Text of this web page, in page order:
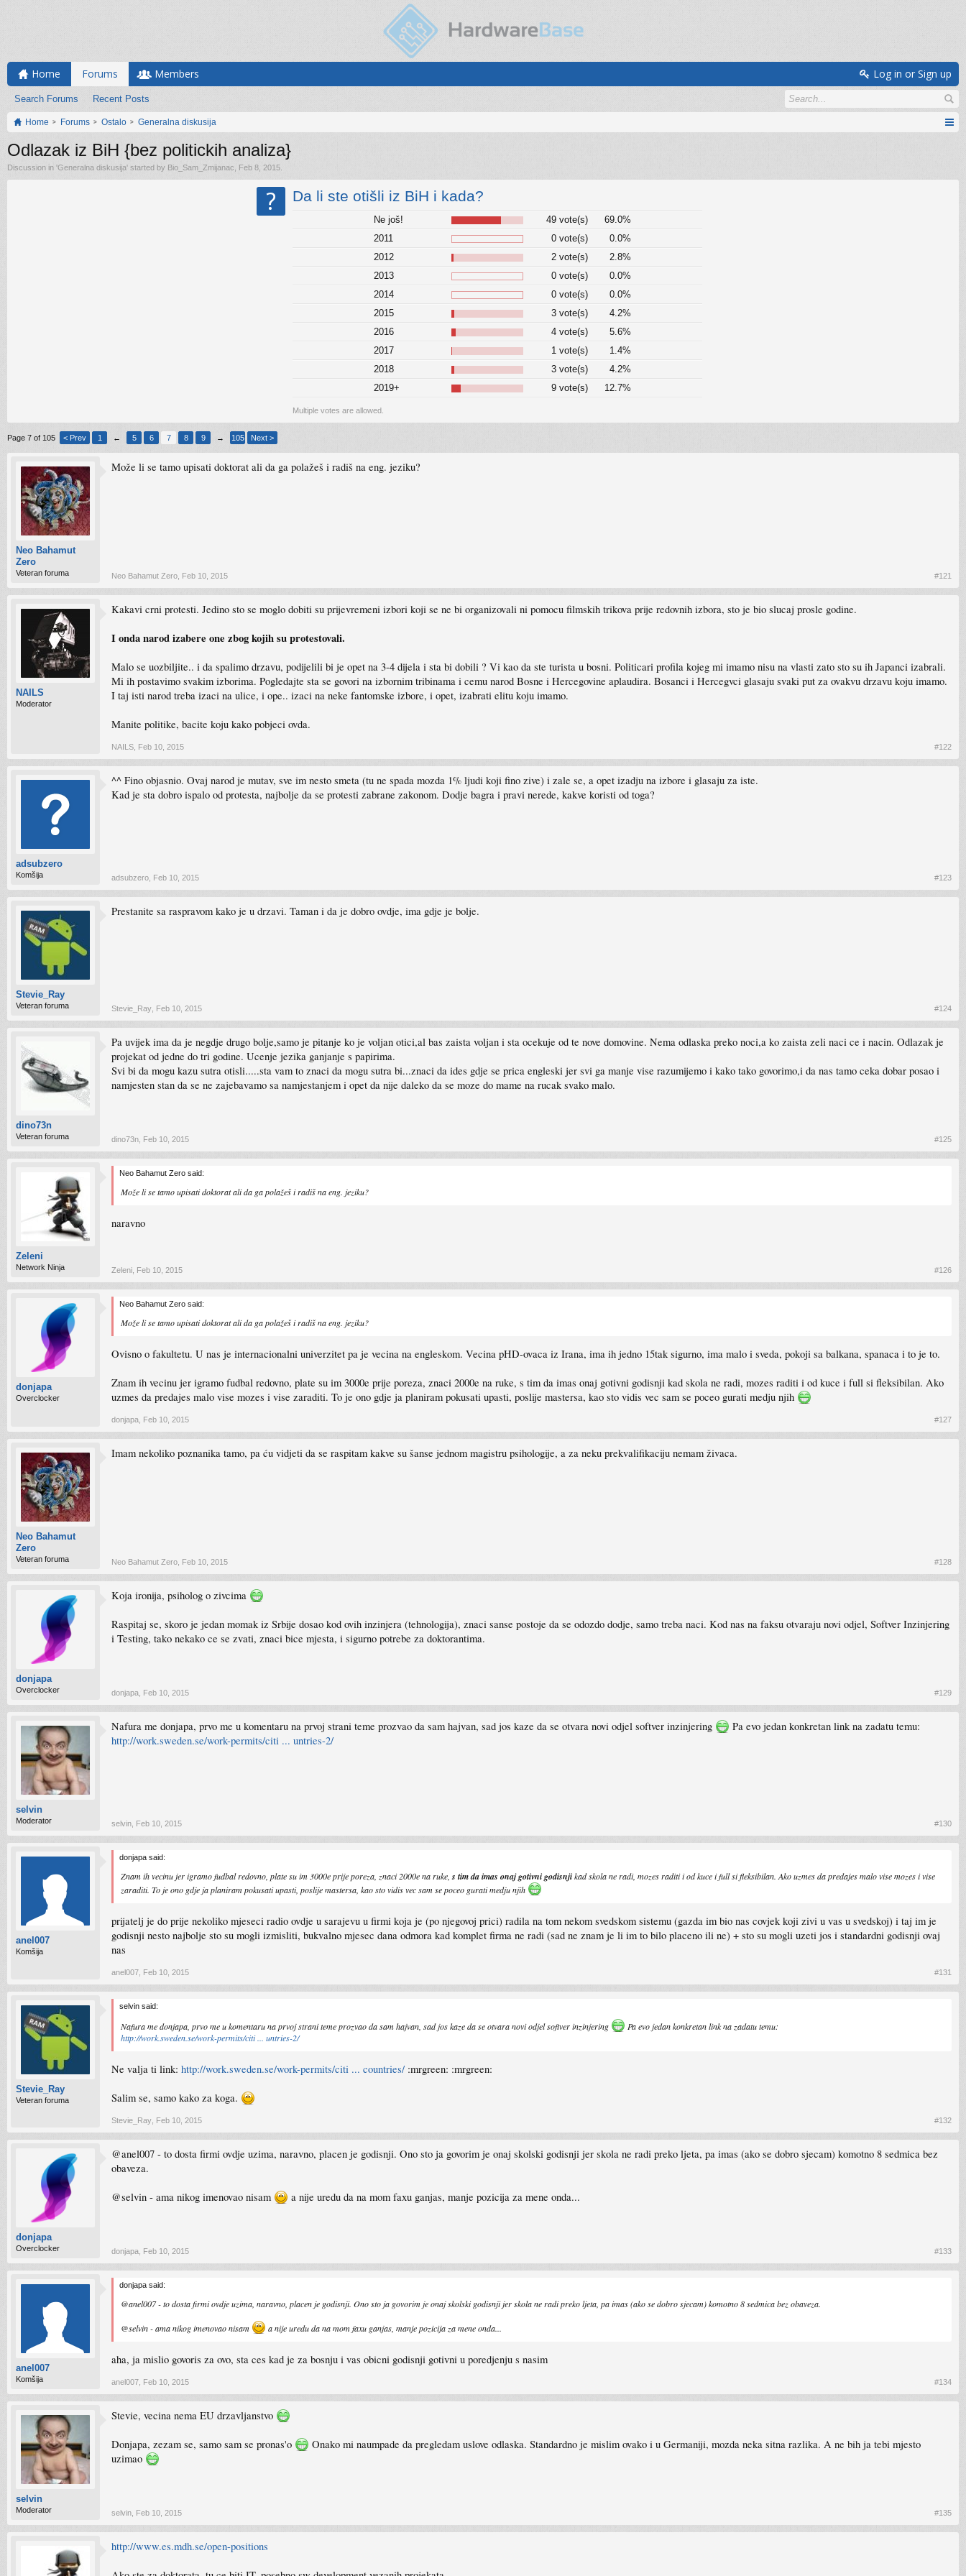
Home Forums
Search Forums Recent Posts
Members Log in or Sign up
Home Forums Ostalo Generalna diskusija
Odlazak iz BiH {bez politickih analiza}
Discussion in 'Generalna diskusija' started by Bio_Sam_Zmijanac Feb 8, 2015
? Da li ste otišli iz BiH i kada?
Ne još! 49 vote(s)
69.0%
2011
0 vote(s)
0.0%
2012
2 vote(s)
2.8%
2013
0 vote(s)
0.0%
2014
0 vote(s)
0.0%
2015
3 vote(s)
4.2%
2016
4 vote(s)
5.6%
2017
1 vote(s)
1.4%
2018
3 vote(s)
4.2%
2019+
9 vote(s) 12.7%
Multiple votes are allowed.
Page 7 of 105 < Prev 1 ← 5 6 7 8 9 → 105 Next >
Neo Bahamut
Zero
Veteran foruma
Može li se tamo upisati doktorat ali da ga polažeš i radiš na eng. jeziku?
Neo Bahamut Zero Feb 10, 2015 #121
NAILS
Moderator
Kakavi crni protesti. Jedino sto se moglo dobiti su prijevremeni izbori koji se ne bi organizovali ni pomocu filmskih trikova prije redovnih izbora, sto je bio slucaj prosle godine.
I onda narod izabere one zbog kojih su protestovali.
Malo se uozbiljite.. i da spalimo drzavu, podijelili bi je opet na 3-4 dijela i sta bi dobili ? Vi kao da ste turista u bosni. Politicari profila kojeg mi imamo nisu na vlasti zato sto su ih Japanci izabrali.
Mi ih postavimo svakim izborima. Pogledajte sta se govori na izbornim tribinama i cemu narod Bosne i Hercegovine aplaudira. Bosanci i Hercegvci glasaju svaki put za ovakvu drzavu koju imamo.
I taj isti narod treba izaci na ulice, i ope.. izaci na neke fantomske izbore, i opet, izabrati elitu koju imamo.
Manite politike, bacite koju kako pobjeci ovda.
NAILS Feb 10, 2015 #122
adsubzero
Komšija
^^ Fino objasnio. Ovaj narod je mutav, sve im nesto smeta (tu ne spada mozda 1% ljudi koji fino zive) i zale se, a opet izadju na izbore i glasaju za iste.
Kad je sta dobro ispalo od protesta, najbolje da se protesti zabrane zakonom. Dodje bagra i pravi nerede, kakve koristi od toga?
adsubzero Feb 10, 2015 #123
Stevie_Ray
Veteran foruma
Prestanite sa raspravom kako je u drzavi. Taman i da je dobro ovdje, ima gdje je bolje.
Stevie_Ray Feb 10, 2015 #124
dino73n
Veteran foruma
Pa uvijek ima da je negdje drugo bolje,samo je pitanje ko je voljan otici,al bas zaista voljan i sta ocekuje od te nove domovine. Nema odlaska preko noci,a ko zaista zeli naci ce i nacin. Odlazak je
projekat od jedne do tri godine. Ucenje jezika ganjanje s papirima.
Svi bi da mogu kazu sutra otisli.....sta vam to znaci da mogu sutra bi...znaci da ides gdje se prica engleski jer svi ga manje vise razumijemo i kako tako govorimo,i da nas tamo ceka dobar posao i
namjesten stan da se ne zajebavamo sa namjestanjem i opet da nije daleko da se moze do mame na rucak svako malo.
dino73n Feb 10, 2015 #125
Zeleni
Network Ninja
Neo Bahamut Zero said:
Može li se tamo upisati doktorat ali da ga polažeš i radiš na eng. jeziku?
naravno
Zeleni Feb 10, 2015 #126
donjapa
Overclocker
Neo Bahamut Zero said:
Može li se tamo upisati doktorat ali da ga polažeš i radiš na eng. jeziku?
Ovisno o fakultetu. U nas je internacionalni univerzitet pa je vecina na engleskom. Vecina pHD-ovaca iz Irana, ima ih jedno 15tak sigurno, ima malo i sveda, pokoji sa balkana, spanaca i to je to.
Znam ih vecinu jer igramo fudbal redovno, plate su im 3000e prije poreza, znaci 2000e na ruke, s tim da imas onaj gotivni godisnji kad skola ne radi, mozes raditi i od kuce i full si fleksibilan. Ako
uzmes da predajes malo vise mozes i vise zaraditi. To je ono gdje ja planiram pokusati upasti, poslije mastersa, kao sto vidis vec sam se poceo gurati medju njih
donjapa Feb 10, 2015 #127
Neo Bahamut
Zero
Veteran foruma
Imam nekoliko poznanika tamo, pa ću vidjeti da se raspitam kakve su šanse jednom magistru psihologije, a za neku prekvalifikaciju nemam živaca.
Neo Bahamut Zero Feb 10, 2015 #128
donjapa
Overclocker
Koja ironija, psiholog o zivcima
Raspitaj se, skoro je jedan momak iz Srbije dosao kod ovih inzinjera (tehnologija), znaci sanse postoje da se odozdo dodje, samo treba naci. Kod nas na faksu otvaraju novi odjel, Softver Inzinjering
i Testing, tako nekako ce se zvati, znaci bice mjesta, i sigurno potrebe za doktorantima.
donjapa Feb 10, 2015 #129
selvin
Moderator
Nafura me donjapa, prvo me u komentaru na prvoj strani teme prozvao da sam hajvan, sad jos kaze da se otvara novi odjel softver inzinjering
Pa evo jedan konkretan link na zadatu temu:
http://work.sweden.se/work-permits/citi ... untries-2/
selvin Feb 10, 2015 #130
anel007
Komšija
donjapa said:
Znam ih vecinu jer igramo fudbal redovno, plate su im 3000e prije poreza, znaci 2000e na ruke, s tim da imas onaj gotivni godisnjikad skola ne radi, mozes raditi i od kuce i full si fleksibilan. Ako uzmes da predajes malo vise mozes i vise
zaraditi. To je ono gdje ja planiram pokusati upasti, poslije mastersa, kao sto vidis vec sam se poceo gurati medju njih
prijatelj je do prije nekoliko mjeseci radio ovdje u sarajevu u firmi koja je (po njegovoj prici) radila na tom nekom svedskom sistemu (gazda im bio nas covjek koji zivi u vas u svedskoj) i taj im je
godisnji nesto najbolje sto su mogli izmisliti, bukvalno mjesec dana odmora kad komplet firma ne radi (sad ne znam je li im to bilo placeno ili ne) + sto su mogli uzeti jos i standardni godisnji ovaj
nas
anel007 Feb 10, 2015 #131
Stevie_Ray
Veteran foruma
selvin said:
Nafura me donjapa, prvo me u komentaru na prvoj strani teme prozvao da sam hajvan, sad jos kaze da se otvara novi odjel softver inzinjering
Pa evo jedan konkretan link na zadatu temu:
http://work.sweden.se/work-permits/citi ... untries-2/
Ne valja ti link: http://work.sweden.se/work-permits/citi ... countries/ :mrgreen: :mrgreen:
Salim se, samo kako za koga.
Stevie_Ray Feb 10, 2015 #132
donjapa
Overclocker
@anel007 - to dosta firmi ovdje uzima, naravno, placen je godisnji. Ono sto ja govorim je onaj skolski godisnji jer skola ne radi preko ljeta, pa imas (ako se dobro sjecam) komotno 8 sedmica bez
obaveza.
@selvin - ama nikog imenovao nisam a nije uredu da na mom faxu ganjas, manje pozicija za mene onda...
donjapa Feb 10, 2015 #133
anel007
Komšija
donjapa said:
@anel007 - to dosta firmi ovdje uzima, naravno, placen je godisnji. Ono sto ja govorim je onaj skolski godisnji jer skola ne radi preko ljeta, pa imas (ako se dobro sjecam) komotno 8 sedmica bez obaveza.
@selvin - ama nikog imenovao nisam a nije uredu da na mom faxu ganjas, manje pozicija za mene onda...
aha, ja mislio govoris za ovo, sta ces kad je za bosnju i vas obicni godisnji gotivni u poredjenju s nasim
anel007 Feb 10, 2015 #134
selvin
Moderator
Stevie, vecina nema EU drzavljanstvo
Donjapa, zezam se, samo sam se pronas'o
Onako mi naumpade da pregledam uslove odlaska. Standardno je mislim ovako i u Germaniji, mozda neka sitna razlika. A ne bih ja tebi mjesto
uzimao
selvin Feb 10, 2015 #135
http://www.es.mdh.se/open-positions